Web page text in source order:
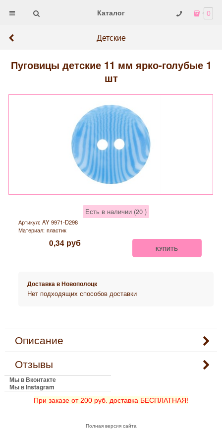
Каталог 0
Детские
Пуговицы детские 11 мм ярко-голубые 1
шт
Есть в наличии (20 )
Артикул: AY 9971-D298
Материал: пластик
0,34 руб КУПИТЬ
Доставка вНовополоцк
Нет подходящих способов доставки
Описание
Отзывы
Мы в Вконтакте
Мы в Instagram
При заказе от 200 руб. доставка БЕСПЛАТНАЯ!
Полная версия сайта